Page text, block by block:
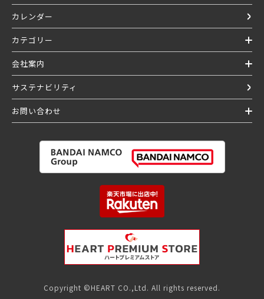
カレンダー
カテゴリー
会社案内
サステナビリティ
お問い合わせ
Copyright ©HEART CO.,Ltd. All rights reserved.